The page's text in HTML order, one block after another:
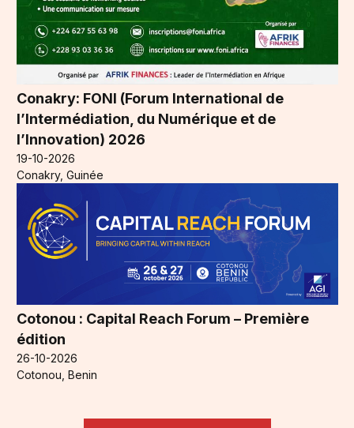
Conakry: FONI (Forum International de
l’Intermédiation, du Numérique et de
l’Innovation) 2026
19-10-2026
Conakry, Guinée
Cotonou : Capital Reach Forum – Première
édition
26-10-2026
Cotonou, Benin